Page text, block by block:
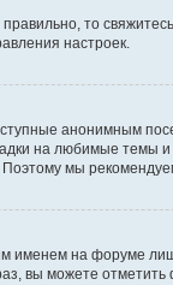
то
настроек.
анонимным
на любимые темы и
мы
именем на форуме
вы можете